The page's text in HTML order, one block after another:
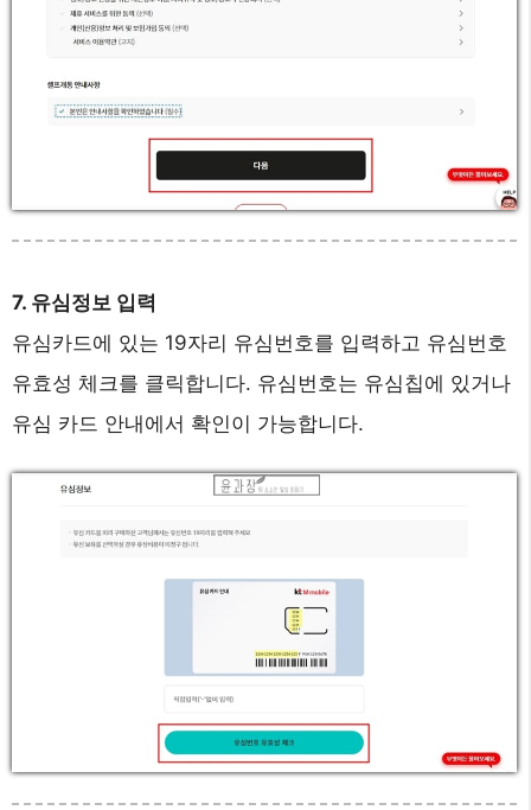
7. 유심정보 입력
유심카드에 있는 19자리 유심번호를 입력하고 유심번호
유효성 체크를 클릭합니다. 유심번호는 유심칩에 있거나
유심 카드 안내에서 확인이 가능합니다.